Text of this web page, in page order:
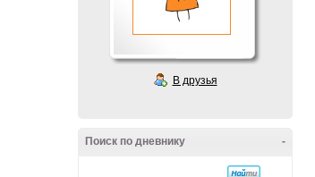
В друзья
-
Поиск по дневнику